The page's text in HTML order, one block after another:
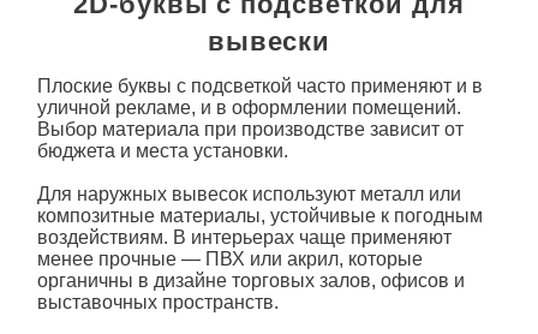
вывески
Плоские буквы с подсветкой часто применяют и в
уличной рекламе, и в оформлении помещений.
Выбор материала при производстве зависит от
бюджета и места установки.
Для наружных вывесок используют металл или
композитные материалы, устойчивые к погодным
воздействиям. В интерьерах чаще применяют
менее прочные — ПВХ или акрил, которые
органичны в дизайне торговых залов, офисов и
выставочных пространств.